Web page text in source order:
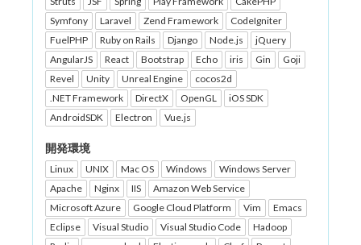
Symfony
Laravel Zend Framework
CodeIgniter
FuelPHP
Ruby on Rails Django Node.js
jQuery
AngularJS
React Bootstrap Echo iris Gin
Goji
Revel
Unity Unreal Engine
cocos2d
.NET Framework
DirectX OpenGL
iOS SDK
AndroidSDK
Electron Vue.js
開発環境
Linux UNIX Mac OS Windows
Windows Server
Apache
Nginx IIS
Amazon Web Service
Microsoft Azure
Google Cloud Platform Vim
Emacs
Eclipse
Visual Studio Visual Studio Code
Hadoop